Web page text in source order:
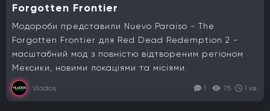
Forgotten Frontier
Модороби представили Nuevo Paraiso - The
Forgotten Frontier для Red Dead Redemption 2 -
масштабний мод з повністю відтвореним регіоном
Мексики, новими локаціями та місіями.
Vlados 1 75 1 хв.